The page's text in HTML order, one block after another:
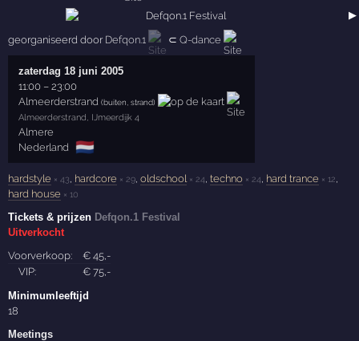
▶
georganiseerd door Defqon.1 ⊂Q-dance
zaterdag 18 juni 2005
11:00 –23:00
Almeerderstrand (buiten, strand)
Almeerderstrand, IJmeerdijk 4
Almere
Nederland
🇳🇱
hardstyle × 43 hardcore × 29 ,oldschool × 24 ,techno × 24 hard trance × 12
hard house × 10
Tickets & prijzen Defqon.1 Festival
Uitverkocht
Voorverkoop:
€45,-
VIP:
€75,-
Minimumleeftijd
18
Meetings